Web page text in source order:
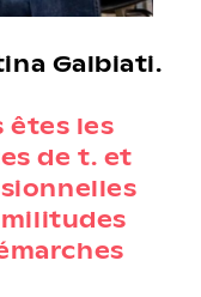
Galbiati.
êtes les
de t. et